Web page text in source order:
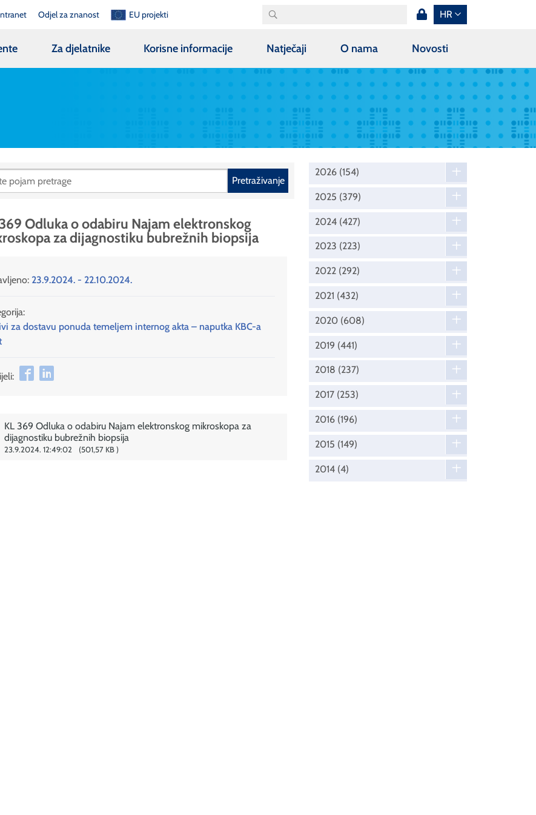
Odjel za znanost EU projekti HR
Za djelatnike Korisne informacije Natječaji O nama Novosti
Pretraživanje
Odluka o odabiru Najam elektronskog
za dijagnostiku bubrežnih biopsija
23.9.2024. - 22.10.2024.
za dostavu ponuda temeljem internog akta – naputka KBC-a
KL 369 Odluka o odabiru Najam elektronskog mikroskopa za
dijagnostiku bubrežnih biopsija
23.9.2024. 12:49:02 501,57 KB
2026 (154)
2025 (379)
2024 (427)
2023 (223)
2022 (292)
2021 (432)
2020 (608)
2019 (441)
2018 (237)
2017 (253)
2016 (196)
2015 (149)
2014 (4)